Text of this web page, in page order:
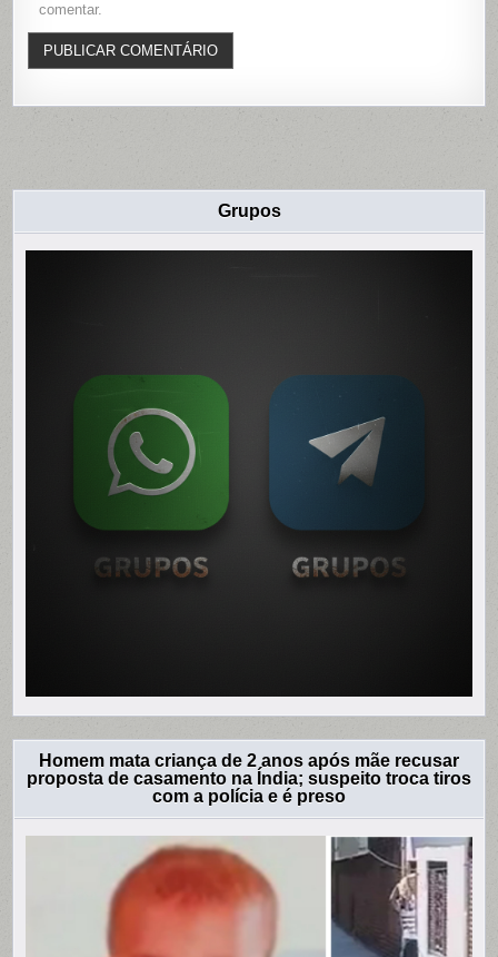
comentar.
Grupos
Homem mata criança de 2 anos após mãe recusar
proposta de casamento na Índia; suspeito troca tiros
com a polícia e é preso